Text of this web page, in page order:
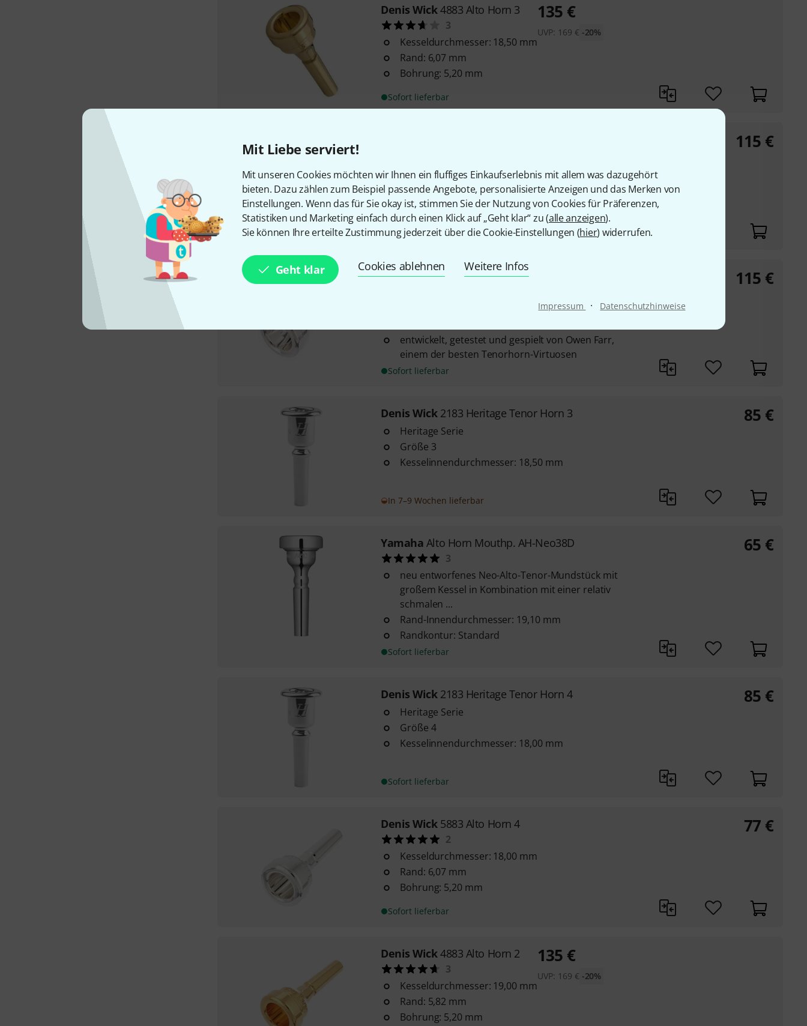
Mit Liebe serviert!
Mit unseren Cookies möchten wir Ihnen ein fluffiges Einkaufserlebnis mit allem was dazugehört
bieten. Dazu zählen zum Beispiel passende Angebote, personalisierte Anzeigen und das Merken von
Einstellungen. Wenn das für Sie okay ist, stimmen Sie der Nutzung von Cookies für Präferenzen,
Statistiken und Marketing einfach durch einen Klick auf „Geht klar“ zu (alle anzeigen).
Sie können Ihre erteilte Zustimmung jederzeit über die Cookie-Einstellungen (hier) widerrufen.
Geht klar Cookies ablehnen Weitere Infos
Impressum · Datenschutzhinweise
Denis Wick4883 Alto Horn 3
3
Kesseldurchmesser: 18,50 mm
Rand: 6,07 mm
Bohrung: 5,20 mm
Sofort lieferbar
135 €
UVP: 169 € -20%
Kesselinnendurchmesser: 19,00 mm
tiefer Kessel
entwickelt, getestet und gespielt von Owen Farr,
einem der besten Tenorhorn-Virtuosen
Sofort lieferbar
115 €
AllianceWFM-OF3 Alto Horn SP
Kesselinnendurchmesser: 18,50 mm
entwickelt, getestet und gespielt von Owen Farr,
einem der besten Tenorhorn-Virtuosen
Sofort lieferbar
115 €
Denis Wick 2183 Heritage Tenor Horn 3
Heritage Serie
Größe 3
Kesselinnendurchmesser: 18,50 mm
In 7–9 Wochen lieferbar
85 €
Yamaha Alto Horn Mouthp. AH-Neo38D
3
neu entworfenes Neo-Alto-Tenor-Mundstück mit
großem Kessel in Kombination mit einer relativ
schmalen ...
Rand-Innendurchmesser: 19,10 mm
Randkontur: Standard
Sofort lieferbar
65 €
Denis Wick 2183 Heritage Tenor Horn 4
Heritage Serie
Größe 4
Kesselinnendurchmesser: 18,00 mm
Sofort lieferbar
85 €
Denis Wick 5883 Alto Horn 4
2
Kesseldurchmesser: 18,00 mm
Rand: 6,07 mm
Bohrung: 5,20 mm
Sofort lieferbar
77 €
Denis Wick4883 Alto Horn 2
3
Kesseldurchmesser: 19,00 mm
Rand: 5,82 mm
Bohrung: 5,20 mm
135 €
UVP: 169 € -20%